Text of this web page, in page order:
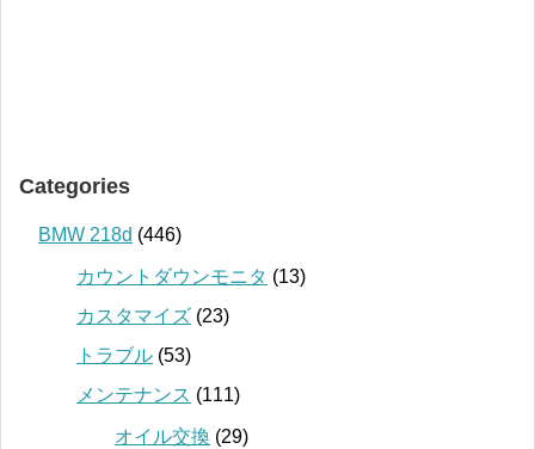
Categories
BMW 218d (446)
カウントダウンモニタ (13)
カスタマイズ (23)
トラブル (53)
メンテナンス (111)
オイル交換 (29)